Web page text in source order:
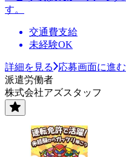
す。
交通費支給
未経験OK
詳細を見る
応募画面に進む
派遣労働者
株式会社アズスタッフ